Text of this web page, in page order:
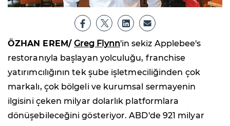
ÖZHAN EREM/ Greg Flynn'in sekiz Applebee's
restoranıyla başlayan yolculuğu, franchise
yatırımcılığının tek şube işletmeciliğinden çok
markalı, çok bölgeli ve kurumsal sermayenin
ilgisini çeken milyar dolarlık platformlara
dönüşebileceğini gösteriyor. ABD'de 921 milyar